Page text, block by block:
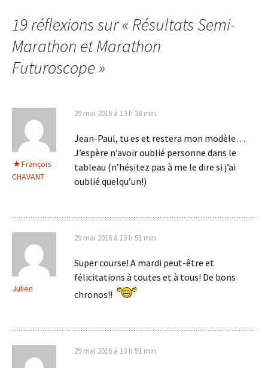
articles
19 réflexions sur « Résultats Semi-
Marathon et Marathon
Futuroscope»
François
CHAVANT
29 mai 2016 à 13 h 38 min
Jean-Paul, tu es et restera mon modèle…
J’espère n’avoir oublié personne dans le
tableau (n’hésitez pas à me le dire si j’ai
oublié quelqu’un!)
Julien
29 mai 2016 à 13 h 51 min
Super course! A mardi peut-être et
félicitations à toutes et à tous! De bons
chronos!!
29 mai 2016 à 13 h 51 min